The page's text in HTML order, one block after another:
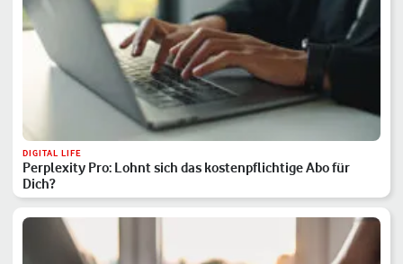
DIGITAL LIFE
Perplexity Pro: Lohnt sich das kostenpflichtige Abo für
Dich?